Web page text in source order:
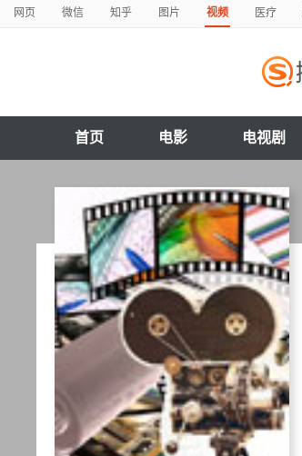
网页 微信 知乎 图片 视频 医疗
首页 电影 电视剧